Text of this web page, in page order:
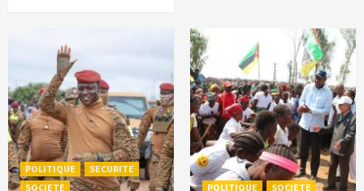
POLITIQUE
SECURITE
SOCIETE
POLITIQUE SOCIETE